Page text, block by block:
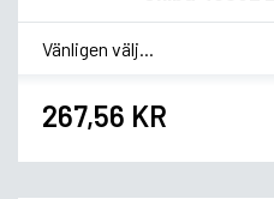
* Smakvariant
267,56 KR